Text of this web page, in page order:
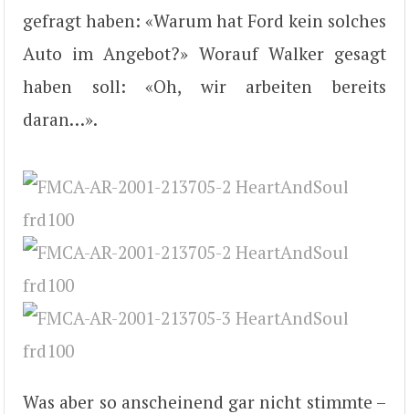
gefragt haben: «Warum hat Ford kein solches
Auto im Angebot?» Worauf Walker gesagt
haben soll: «Oh, wir arbeiten bereits
daran…».
Was aber so anscheinend gar nicht stimmte –